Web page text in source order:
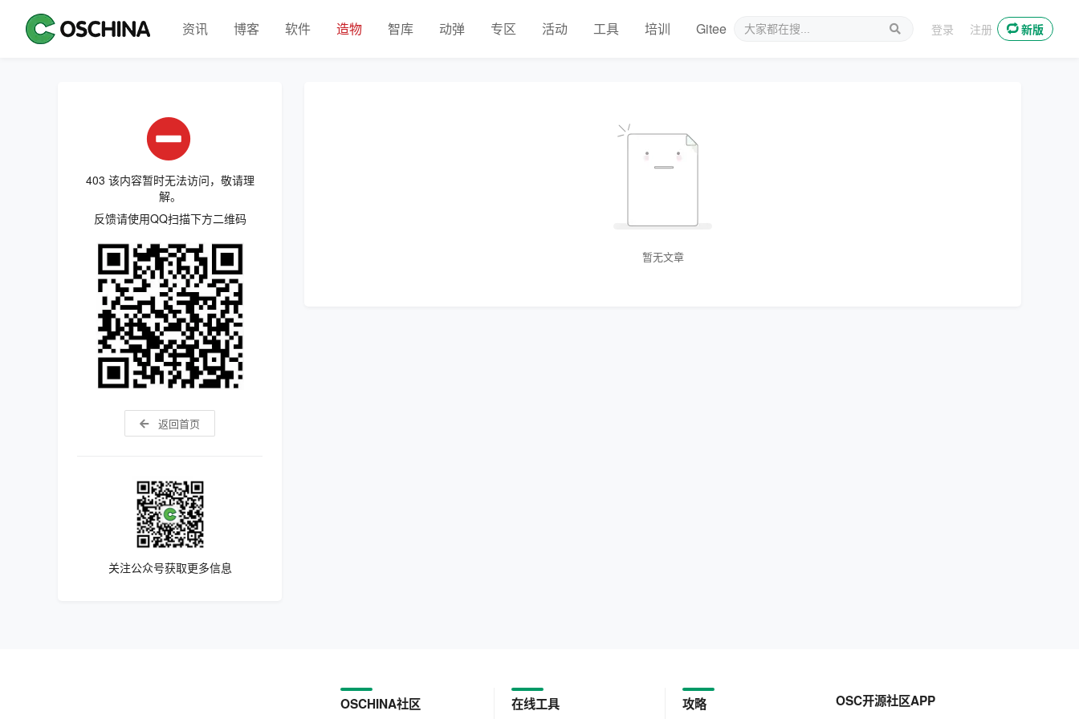
资讯 博客 软件 造物 智库 动弹 专区 活动 工具 培训 Gitee 新媒体 登录 注册 新版
403 该内容暂时无法访问，敬请理
解。
反馈请使用QQ扫描下方二维码
返回首页
关注公众号获取更多信息
暂无文章
OSCHINA社区 在线工具 攻略 OSC开源社区APP